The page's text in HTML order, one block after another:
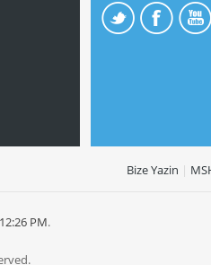
Bize Yazin |
12:26 PM.